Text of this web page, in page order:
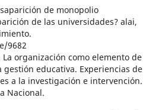
de monopolio
de las universidades? alai,
9682
La organización como elemento de
gestión educativa. Experiencias de
a la investigación e intervención.
Nacional.